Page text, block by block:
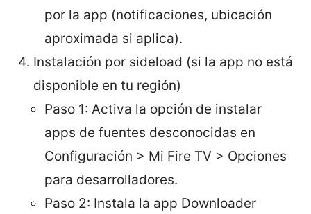
por la app (notificaciones, ubicación
aproximada si aplica).
Instalación por sideload (si la app no está
disponible en tu región)
Paso 1: Activa la opción de instalar
apps de fuentes desconocidas en
Configuración > Mi Fire TV > Opciones
para desarrolladores.
Paso 2: Instala la app Downloader